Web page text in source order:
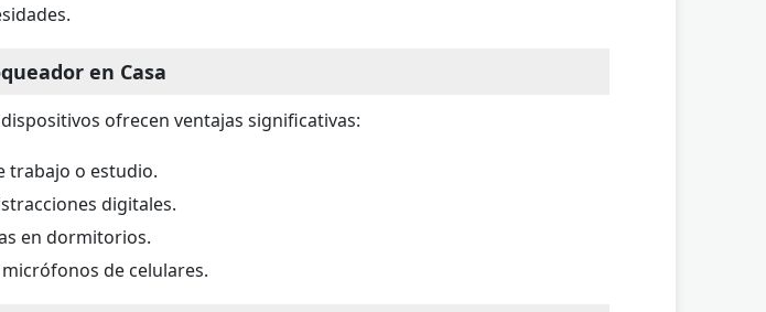
en Casa
ofrecen ventajas significativas:
trabajo o estudio.
digitales.
en dormitorios.
de celulares.